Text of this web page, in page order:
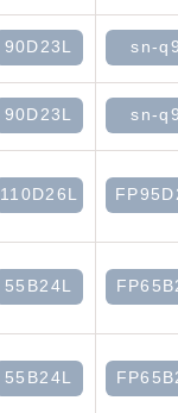
90D23L sn-
90D23L sn-
110D26L
55B24L
55B24L